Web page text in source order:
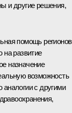
и другие решения,
помощь
на развитие
назначение
возможность
с другими